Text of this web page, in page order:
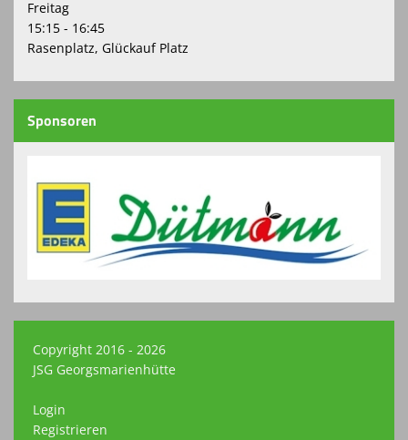
Freitag
15:15 - 16:45
Rasenplatz, Glückauf Platz
Sponsoren
Copyright 2016 - 2026
JSG Georgsmarienhütte
Login
Registrieren